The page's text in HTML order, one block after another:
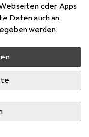
oder Apps
Daten auch an
werden.